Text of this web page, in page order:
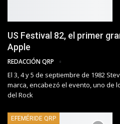
US Festival 82, el primer
Apple
REDACCIÓN QRP
El 3, 4 y 5 de septiembre de 1982
marca, encabezó el evento, uno de
del Rock
EFEMÉRIDE QRP